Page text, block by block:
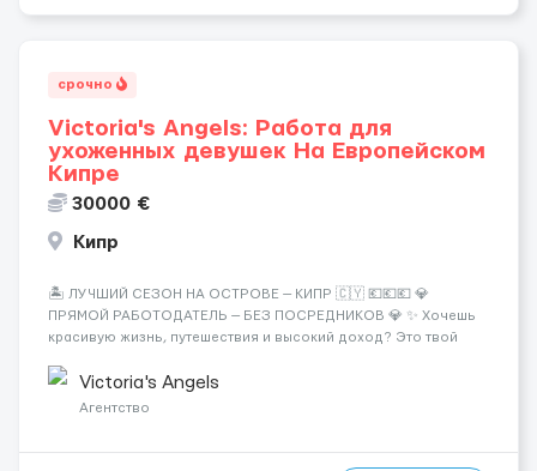
срочно
Victoria's Angels: Работа для
ухоженных девушек На Европейском
Кипре
30000 €
Кипр
🏝️ ЛУЧШИЙ СЕЗОН НА ОСТРОВЕ — КИПР 🇨🇾 💶💶💶 💎
ПРЯМОЙ РАБОТОДАТЕЛЬ — БЕЗ ПОСРЕДНИКОВ 💎 ✨ Хочешь
красивую жизнь, путешествия и высокий доход? Это твой
Опытная команда с годами практики — Стабильный поток
клиентов (без ...
Victoria's Angels
Агентство